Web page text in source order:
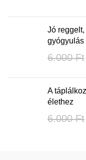
Jó
gyógyulás
6.000Ft
A
élethez
6.000Ft